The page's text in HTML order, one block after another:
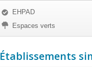
EHPAD
Espaces verts
Établissements